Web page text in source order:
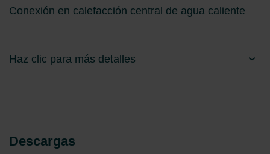
Conexión en calefacción central de agua caliente
Haz clic para más detalles
Descargas